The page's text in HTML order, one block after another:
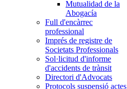
Mutualidad de la
Abogacía
Full d'encàrrec
professional
Imprés de registre de
Societats Professionals
Sol·licitud d'informe
d'accidents de trànsit
Directori d'Advocats
Protocols suspensió actes